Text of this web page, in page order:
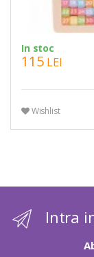
In stoc
115 LEI
Wishlist
Intra